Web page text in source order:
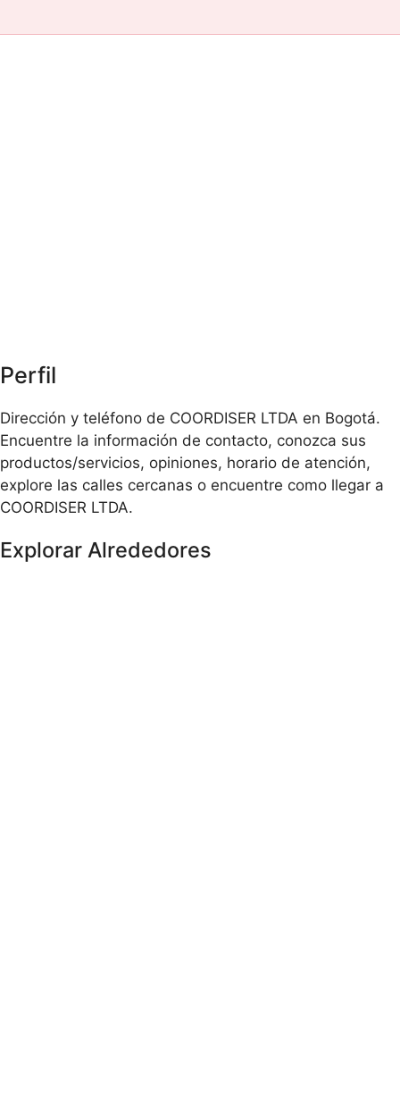
Perfil
Dirección y teléfono de COORDISER LTDA en Bogotá.
Encuentre la información de contacto, conozca sus
productos/servicios, opiniones, horario de atención,
explore las calles cercanas o encuentre como llegar a
COORDISER LTDA.
Explorar Alrededores